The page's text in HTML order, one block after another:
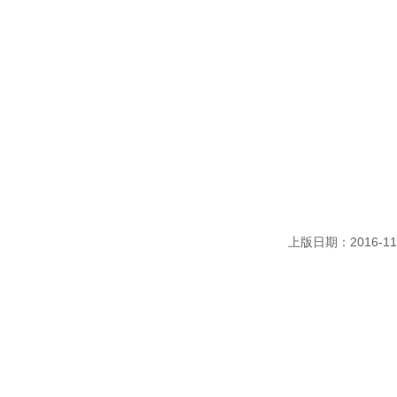
上版日期：2016-